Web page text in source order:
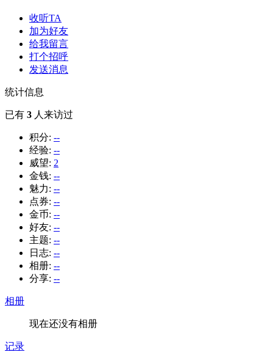
收听TA
加为好友
给我留言
打个招呼
发送消息
统计信息
已有 3 人来访过
积分: --
经验: --
威望: 2
金钱: --
魅力: --
点券: --
金币: --
好友: --
主题: --
日志: --
相册: --
分享: --
相册
现在还没有相册
记录